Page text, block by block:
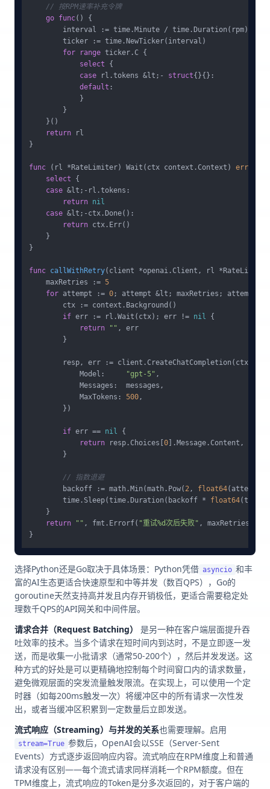
// 按RPM速率补充令牌
go func()
{
        interval := time.Minute / time.Duration(rpm)
        ticker := time.NewTicker(interval)
for
range ticker.C {
select {
case rl.tokens &lt;- struct{}{}:
default :
            }
        }
    }()
return rl
}
func (rl *RateLimiter) Wait(ctx context.Context) error
select {
case &lt;-rl.tokens:
return nil
case &lt;-ctx.Done():
return ctx.Err()
    }
}
func callWithRetry(client *openai.Client, rl *RateLimiter,
    maxRetries :=
5
for attempt := 0; attempt &lt; maxRetries; attempt++
        ctx := context.Background()
if err := rl.Wait(ctx); err != nil {
return
"" , err
        }
resp, err := client.CreateChatCompletion(ctx,
            Model:
"gpt-5" ,
            Messages:  messages,
            MaxTokens:
500,
        })
if err == nil {
return resp.Choices[ 0 ].Message.Content,
        }
// 指数退避
        backoff := math.Min(math.Pow(
2, float64
        time.Sleep(time.Duration(backoff *
float64
    }
return
"" , fmt.Errorf( "重试%d次后失败" , maxRetries)
选择Python还是Go取决于具体场景：Python凭借 asyncio 和丰
富的AI生态更适合快速原型和中等并发（数百QPS），Go的
goroutine天然支持高并发且内存开销极低，更适合需要稳定处
理数千QPS的API网关和中间件层。
请求合并（Request Batching）
是另一种在客户端层面提升吞
吐效率的技术。当多个请求在短时间内到达时，不是立即逐一发
送，而是收集一小批请求（通常50-200个），然后并发发送。这
种方式的好处是可以更精确地控制每个时间窗口内的请求数量，
避免微观层面的突发流量触发限流。在实现上，可以使用一个定
时器（如每200ms触发一次）将缓冲区中的所有请求一次性发
出，或者当缓冲区积累到一定数量后立即发送。
流式响应（Streaming）与并发的关系也需要理解。启用
stream=True 参数后，OpenAI会以SSE（Server-Sent
Events）方式逐步返回响应内容。流式响应在RPM维度上和普通
请求没有区别——每个流式请求同样消耗一个RPM额度。但在
TPM维度上，流式响应的Token是分多次返回的，对于客户端的